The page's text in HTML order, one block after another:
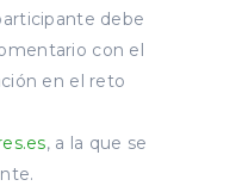
debe
con el
en el reto
, a la que se